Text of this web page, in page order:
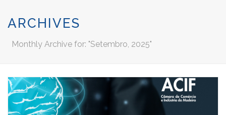
ARCHIVES
Monthly Archive for: "Setembro, 2025"